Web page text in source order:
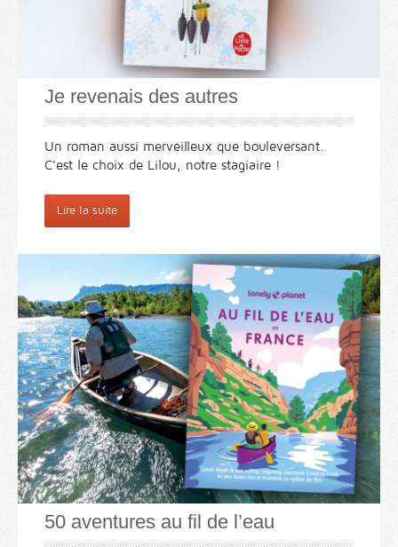
Je revenais des autres
Un roman aussi merveilleux que bouleversant.
C'est le choix de Lilou, notre stagiaire !
Lire la suite
50 aventures au fil de l’eau